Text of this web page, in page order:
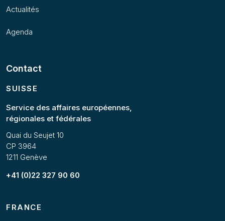
Actualités
Agenda
Contact
SUISSE
Service des affaires européennes,
régionales et fédérales
Quai du Seujet 10
CP 3964
1211 Genève
+41 (0)22 327 90 60
FRANCE